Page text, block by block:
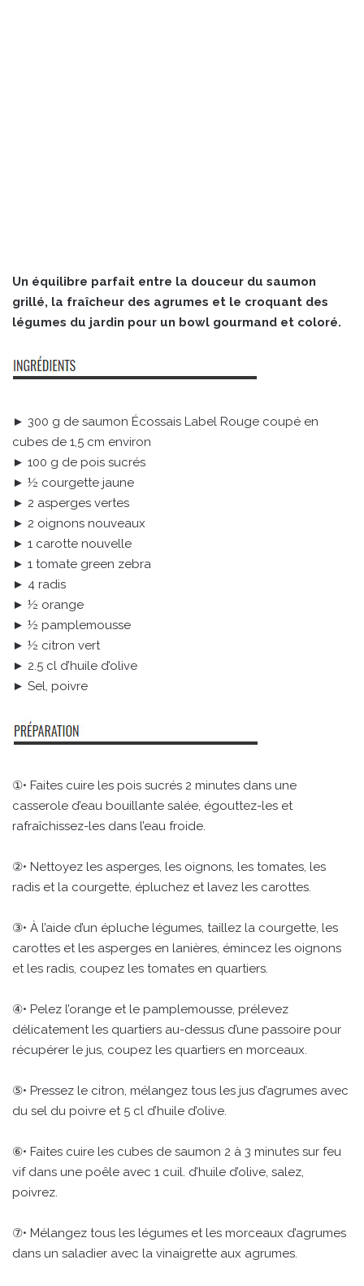
Un équilibre parfait entre la douceur du saumon
grillé, la fraîcheur des agrumes et le croquant des
légumes du jardin pour un bowl gourmand et coloré.
► 300 g de saumon Écossais Label Rouge coupé en
cubes de 1,5 cm environ
► 100 g de pois sucrés
► ½ courgette jaune
► 2 asperges vertes
► 2 oignons nouveaux
► 1 carotte nouvelle
► 1 tomate green zebra
► 4 radis
► ½ orange
► ½ pamplemousse
► ½ citron vert
► 2.5 cl d’huile d’olive
► Sel, poivre
①• Faites cuire les pois sucrés 2 minutes dans une
casserole d’eau bouillante salée, égouttez-les et
rafraîchissez-les dans l’eau froide.
②• Nettoyez les asperges, les oignons, les tomates, les
radis et la courgette, épluchez et lavez les carottes.
③• À l’aide d’un épluche légumes, taillez la courgette, les
carottes et les asperges en lanières, émincez les oignons
et les radis, coupez les tomates en quartiers.
④• Pelez l’orange et le pamplemousse, prélevez
délicatement les quartiers au-dessus d’une passoire pour
récupérer le jus, coupez les quartiers en morceaux.
⑤• Pressez le citron, mélangez tous les jus d’agrumes avec
du sel du poivre et 5 cl d’huile d’olive.
⑥• Faites cuire les cubes de saumon 2 à 3 minutes sur feu
vif dans une poêle avec 1 cuil. d’huile d’olive, salez,
poivrez.
⑦• Mélangez tous les légumes et les morceaux d’agrumes
dans un saladier avec la vinaigrette aux agrumes.